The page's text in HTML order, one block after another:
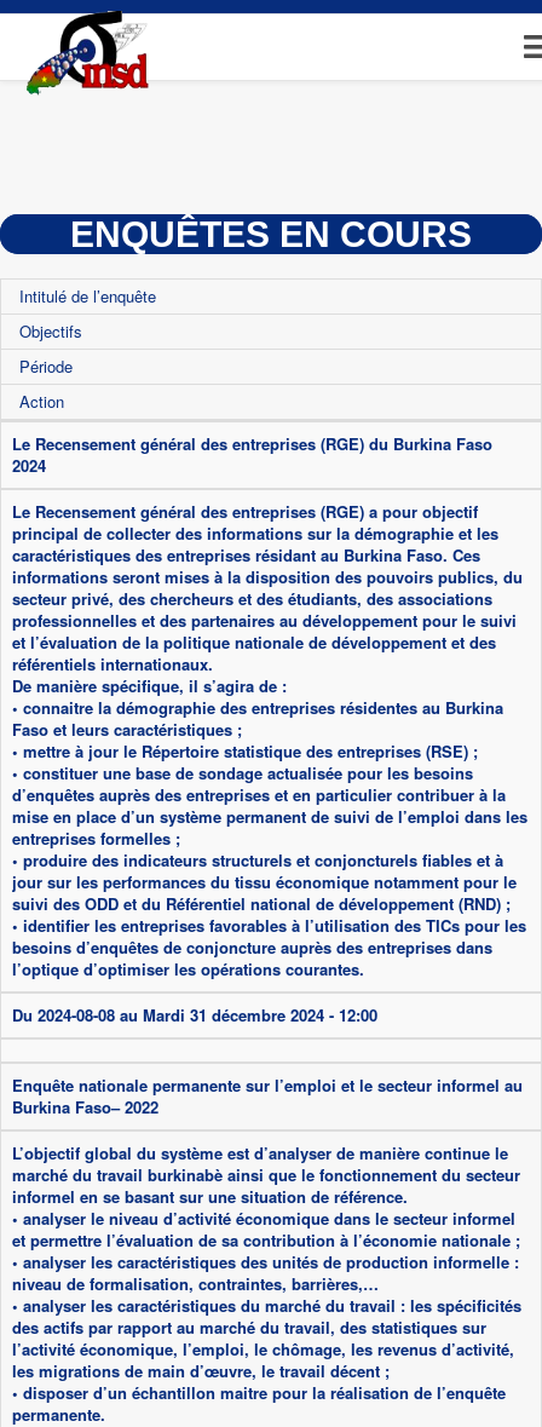
Aller
contenu
principal
ENQUÊTES EN COURS
Intitulé de l’enquête
Objectifs
Période
Action
Le Recensement général des entreprises (RGE) du Burkina Faso
2024
Le Recensement général des entreprises (RGE) a pour objectif
principal de collecter des informations sur la démographie et les
caractéristiques des entreprises résidant au Burkina Faso. Ces
informations seront mises à la disposition des pouvoirs publics, du
secteur privé, des chercheurs et des étudiants, des associations
professionnelles et des partenaires au développement pour le suivi
et l’évaluation de la politique nationale de développement et des
référentiels internationaux.
De manière spécifique, il s’agira de :
• connaitre la démographie des entreprises résidentes au Burkina
Faso et leurs caractéristiques ;
• mettre à jour le Répertoire statistique des entreprises (RSE) ;
• constituer une base de sondage actualisée pour les besoins
d’enquêtes auprès des entreprises et en particulier contribuer à la
mise en place d’un système permanent de suivi de l’emploi dans les
entreprises formelles ;
• produire des indicateurs structurels et conjoncturels fiables et à
jour sur les performances du tissu économique notamment pour le
suivi des ODD et du Référentiel national de développement (RND) ;
• identifier les entreprises favorables à l’utilisation des TICs pour les
besoins d’enquêtes de conjoncture auprès des entreprises dans
l’optique d’optimiser les opérations courantes.
Du 2024-08-08 au Mardi 31 décembre 2024 - 12:00
Enquête nationale permanente sur l’emploi et le secteur informel au
Burkina Faso– 2022
L’objectif global du système est d’analyser de manière continue le
marché du travail burkinabè ainsi que le fonctionnement du secteur
informel en se basant sur une situation de référence.
• analyser le niveau d’activité économique dans le secteur informel
et permettre l’évaluation de sa contribution à l’économie nationale ;
• analyser les caractéristiques des unités de production informelle :
niveau de formalisation, contraintes, barrières,…
• analyser les caractéristiques du marché du travail : les spécificités
des actifs par rapport au marché du travail, des statistiques sur
l’activité économique, l’emploi, le chômage, les revenus d’activité,
les migrations de main d’œuvre, le travail décent ;
• disposer d’un échantillon maitre pour la réalisation de l’enquête
permanente.